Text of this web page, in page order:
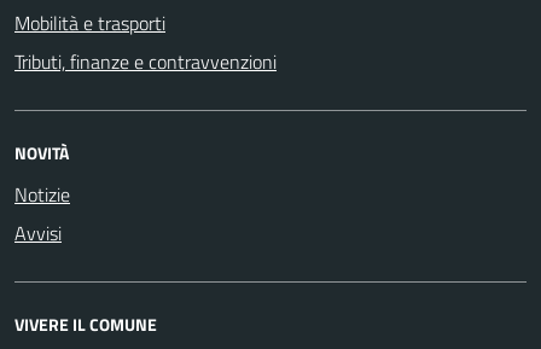
Mobilità e trasporti
Tributi, finanze e contravvenzioni
NOVITÀ
Notizie
Avvisi
VIVERE IL COMUNE